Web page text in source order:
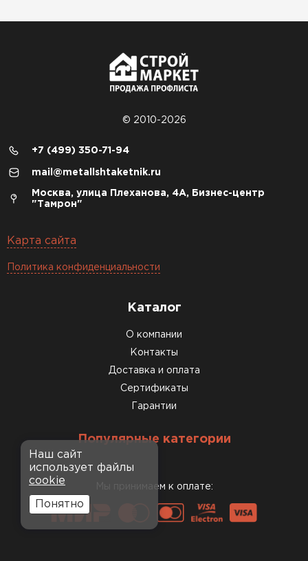
© 2010-2026
+7 (499) 350-71-94
mail@metallshtaketnik.ru
Москва, улица Плеханова, 4А, Бизнес-центр
"Тамрон"
Карта сайта
Политика конфиденциальности
Каталог
О компании
Контакты
Доставка и оплата
Сертификаты
Гарантии
Популярные категории
Мы принимаем к оплате:
Наш сайт
использует файлы
cookie
Понятно